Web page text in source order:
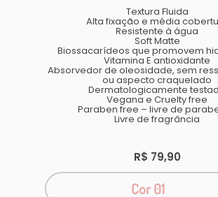
Textura Fluida
Alta fixação e média
Resistente à água
Soft Matte
Biossacarídeos que promovem
Vitamina E antioxidante
Absorvedor de oleosidade, sem
ou aspecto craquelado
Dermatologicamente
Vegana e Cruelty free
Paraben free – livre de
Livre de fragrância
R$ 79,90
Cor 01